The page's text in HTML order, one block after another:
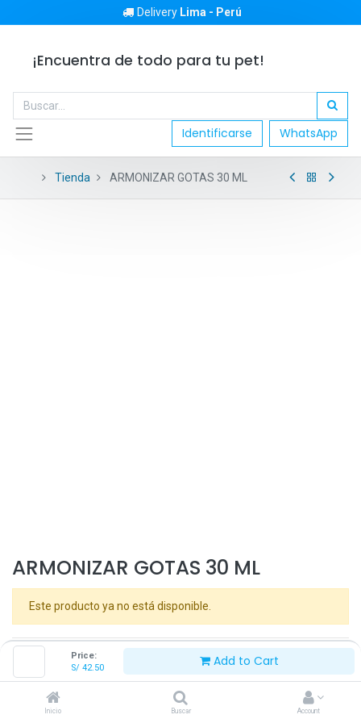
Price:
S/ 42.50 Add to Cart
Inicio Buscar Account
Delivery Lima - Perú
¡Encuentra de todo para tu pet!
Identificarse WhatsApp
Tienda ARMONIZAR GOTAS 30 ML
ARMONIZAR GOTAS 30 ML
Este producto ya no está disponible.
MAGNOVET